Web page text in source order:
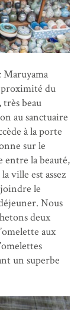
Maruyama
proximité du
très beau
au sanctuaire
à la porte
sur le
la beauté,
ville est assez
le
Nous
deux
aux
un superbe